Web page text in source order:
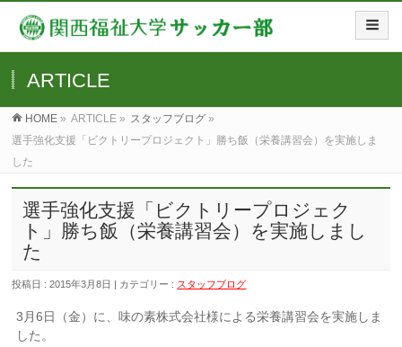
ARTICLE
HOME » ARTICLE » スタッフブログ »
選手強化支援「ビクトリープロジェクト」勝ち飯（栄養講習会）を実施しま
した
選手強化支援「ビクトリープロジェク
ト」勝ち飯（栄養講習会）を実施しまし
た
投稿日 : 2015年3月8日 | カテゴリー : スタッフブログ
3月6日（金）に、味の素株式会社様による栄養講習会を実施しま
した。